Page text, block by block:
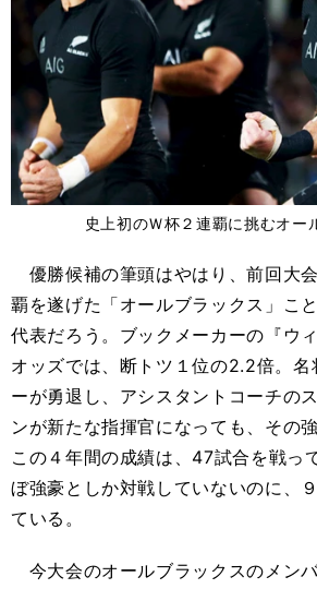
史上初のＷ杯２連覇に挑むオー
優勝候補の筆頭はやはり、前回大
覇を遂げた「オールブラックス」こ
代表だろう。ブックメーカーの『ウ
オッズでは、断トツ１位の2.2倍。名
ーが勇退し、アシスタントコーチの
ンが新たな指揮官になっても、その
この４年間の成績は、47試合を戦っ
ぼ強豪としか対戦していないのに、
ている。
今大会のオールブラックスのメン